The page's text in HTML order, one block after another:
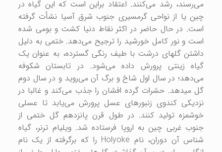
می‌رسند، رشد می‌کنند. اعتقاد براین است که این گیاه در
چین یا از نواحی گرمسیری جنوب شرق آسیا نشأت گرفته
است. در حال حاضر در اکثر نقاط دنیا کشت و بومی شده
است و نور کامل خورشید را ترجیح می‌دهد. ختمی به دلیل
داشتن گل‎های درشت با طیف رنگی گسترده، به عنوان یک
گیاه زینتی پرورش داده می‌شود. در تابستان شکوفه
می‌دهد؛ در سال اول شاخ و برگ آن می‌روید و در سال دوم
گل می‎دهد. حشرات گرده افشان را جذب می‌کند و غالبا در
نزدیکی کندوی زنبورهای عسل پرورش می‌یابد تا عسلی
خوشمزه تولید کنند. در طول قرن پانزدهم گل ختمی از
جنوب غربی چین به اروپا فرستاده شد. ویلیام ترنر، گیاه
شناس آن دوران، نام Holyoke را که برگرفته از یک نام